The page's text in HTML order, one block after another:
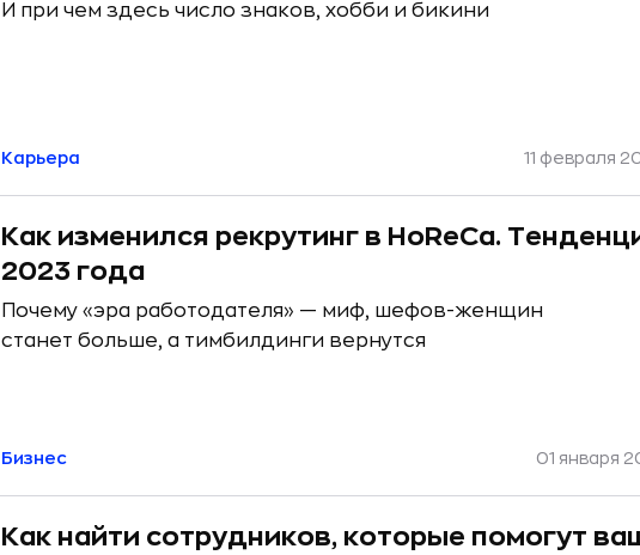
И при чем здесь число знаков, хобби и бикини
Карьера 11 февраля
Как изменился рекрутинг в HoReCa.
2023 года
Почему «эра работодателя» — миф, шефов-женщин
станет больше, а тимбилдинги вернутся
Бизнес 01 января
Как найти сотрудников, которые помогут